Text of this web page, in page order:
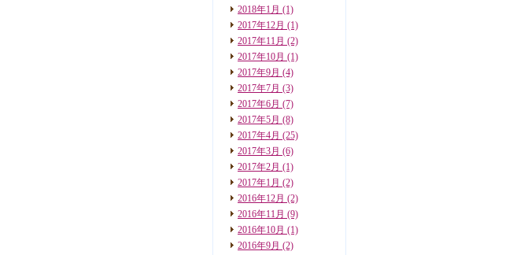
2018年1月 (1)
2017年12月 (1)
2017年11月 (2)
2017年10月 (1)
2017年9月 (4)
2017年7月 (3)
2017年6月 (7)
2017年5月 (8)
2017年4月 (25)
2017年3月 (6)
2017年2月 (1)
2017年1月 (2)
2016年12月 (2)
2016年11月 (9)
2016年10月 (1)
2016年9月 (2)